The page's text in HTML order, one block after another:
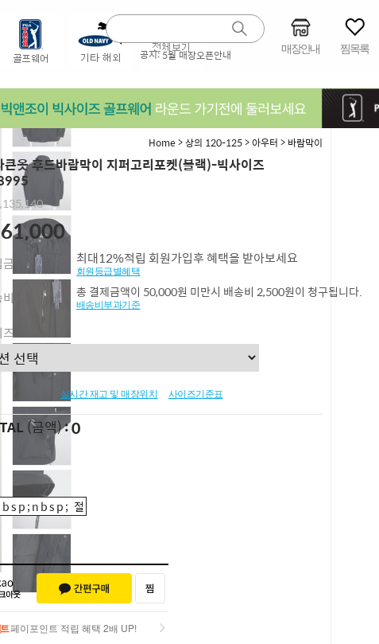
공지:5월 매장오픈안내 매장안내 찜목록
Home>상의 120-125>아우터 > 바람막이
큰옷 후드바람막이 지퍼고리포켓(블랙)-빅사이즈
최대12%적립 회원가입후 혜택을 받아보세요
회원등급별혜택
총 결제금액이 50,000원 미만시 배송비 2,500원이 청구됩니다.
배송비부과기준
실시간 재고 및 매장위치 사이즈기준표
(금액) 0
절
페이포인트 적립 혜택 2배 UP!